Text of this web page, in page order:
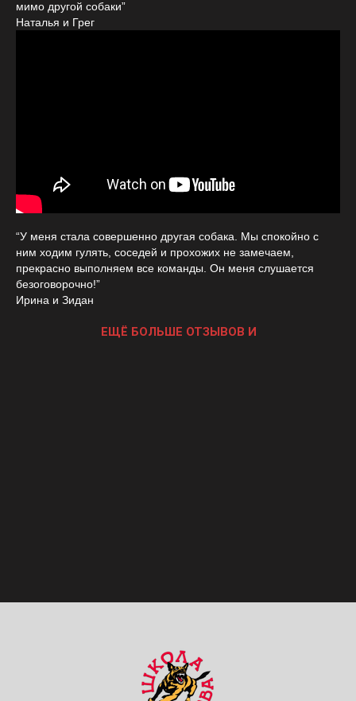
мимо другой собаки”
Наталья и Грег
“У меня стала совершенно другая собака. Мы спокойно с
ним ходим гулять, соседей и прохожих не замечаем,
прекрасно выполняем все команды. Он меня слушается
безоговорочно!”
Ирина и Зидан
ЕЩЁ БОЛЬШЕ ОТЗЫВОВ И